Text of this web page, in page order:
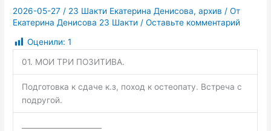
2026-05-27 / 23 Шакти Екатерина Денисова,архив / От
Екатерина Денисова 23 Шакти /Оставьте комментарий
Оценили: 1
01. МОИ ТРИ ПОЗИТИВА.
Подготовка к сдаче к.з, поход к остеопату. Встреча с
подругой.